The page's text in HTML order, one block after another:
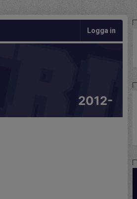
Logga in
2012-